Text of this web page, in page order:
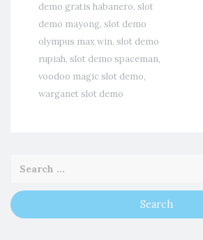
demo gratis habanero, slot
demo mayong, slot demo
olympus max win, slot demo
rupiah, slot demo spaceman,
voodoo magic slot demo,
warganet slot demo